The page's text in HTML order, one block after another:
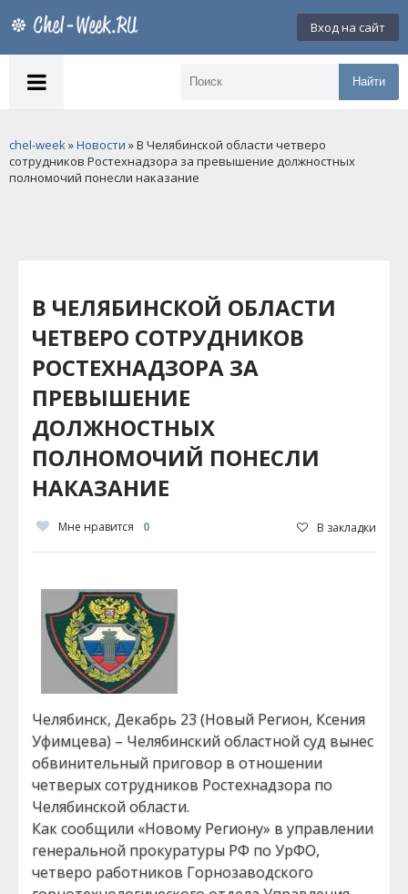
Вход на сайт
Найти
chel-week»Новости » В Челябинской области четверо
сотрудников Ростехнадзора за превышение должностных
полномочий понесли наказание
В ЧЕЛЯБИНСКОЙ ОБЛАСТИ
ЧЕТВЕРО СОТРУДНИКОВ
РОСТЕХНАДЗОРА ЗА
ПРЕВЫШЕНИЕ
ДОЛЖНОСТНЫХ
ПОЛНОМОЧИЙ ПОНЕСЛИ
НАКАЗАНИЕ
Мне нравится 0 В закладки
Челябинск, Декабрь 23 (Новый Регион, Ксения
Уфимцева) – Челябинский областной суд вынес
обвинительный приговор в отношении
четверых сотрудников Ростехнадзора по
Челябинской области.
Как сообщили «Новому Региону» в управлении
генеральной прокуратуры РФ по УрФО,
четверо работников Горнозаводского